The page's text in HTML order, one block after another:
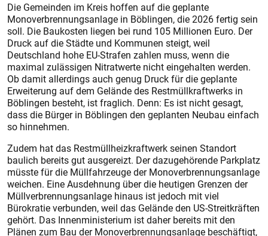
Die Gemeinden im Kreis hoffen auf die geplante
Monoverbrennungsanlage in Böblingen, die 2026 fertig sein
soll. Die Baukosten liegen bei rund 105 Millionen Euro. Der
Druck auf die Städte und Kommunen steigt, weil
Deutschland hohe EU-Strafen zahlen muss, wenn die
maximal zulässigen Nitratwerte nicht eingehalten werden.
Ob damit allerdings auch genug Druck für die geplante
Erweiterung auf dem Gelände des Restmüllkraftwerks in
Böblingen besteht, ist fraglich. Denn: Es ist nicht gesagt,
dass die Bürger in Böblingen den geplanten Neubau einfach
so hinnehmen.
Zudem hat das Restmüllheizkraftwerk seinen Standort
baulich bereits gut ausgereizt. Der dazugehörende Parkplatz
müsste für die Müllfahrzeuge der Monoverbrennungsanlage
weichen. Eine Ausdehnung über die heutigen Grenzen der
Müllverbrennungsanlage hinaus ist jedoch mit viel
Bürokratie verbunden, weil das Gelände den US-Streitkräften
gehört. Das Innenministerium ist daher bereits mit den
Plänen zum Bau der Monoverbrennungsanlage beschäftigt,